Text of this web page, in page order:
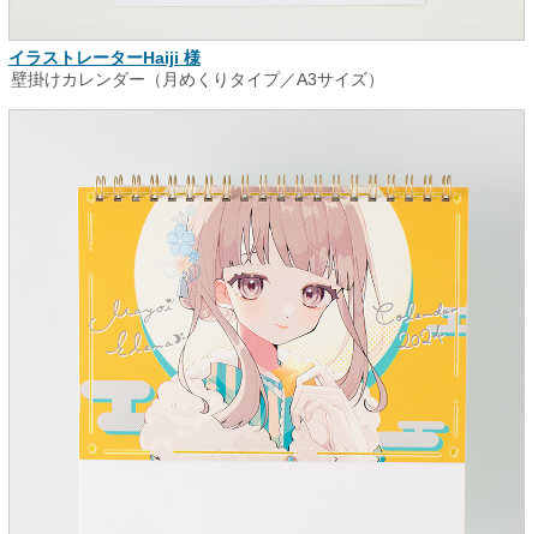
イラストレーターHaiji 様
壁掛けカレンダー（月めくりタイプ／A3サイズ）